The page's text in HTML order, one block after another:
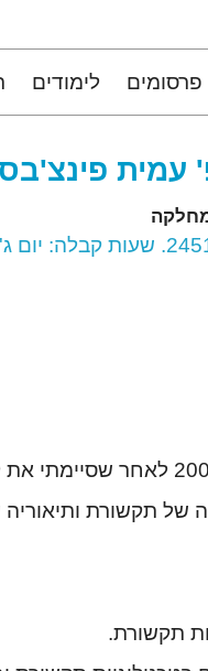
פרסומים לימודים
עמית
של תקשורת